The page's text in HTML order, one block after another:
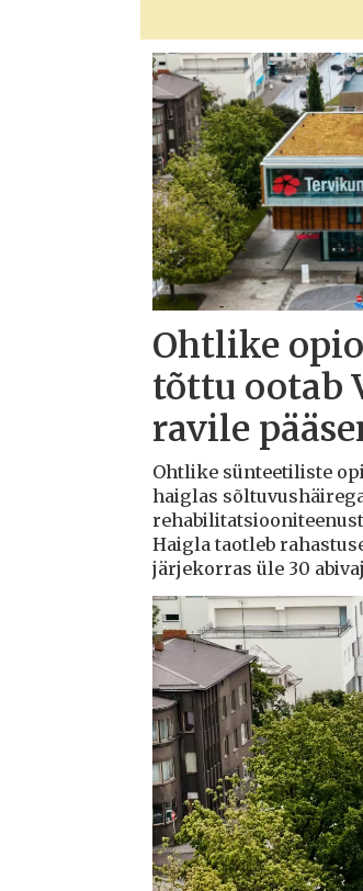
Ohtlike
tõttu ootab
ravile
Ohtlike sünteetiliste
haiglas
Haigla taotleb
järjekorras üle 30